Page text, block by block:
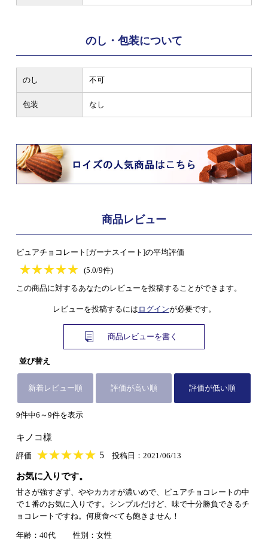
のし・包装について
のし 不可
包装 なし
商品レビュー
ピュアチョコレート[ガーナスイート]の平均評価
★★★★★
★★★★★ (5.0/9件)
この商品に対するあなたのレビューを投稿することができます。
レビューを投稿するには ログインが必要です。
商品レビューを書く
並び替え
新着レビュー順 評価が高い順 評価が低い順
9件中6～9件を表示
キノコ様
評価 ★★★★★
★★★★★ 5 投稿日：2021/06/13
お気に入りです。
甘さが強すぎず、ややカカオが濃いめで、ピュアチョコレートの中
で１番のお気に入りです。シンプルだけど、味で十分勝負できるチ
ョコレートですね。何度食べても飽きません！
年齢：40代 性別：女性